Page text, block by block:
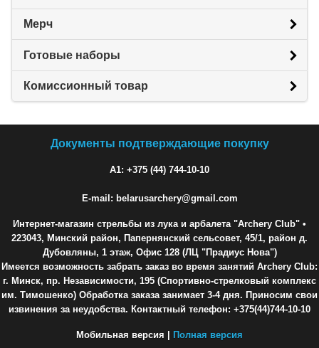
Мерч
Готовые наборы
Комиссионный товар
Документы подтверждающие покупку
A1: +375 (44) 744-10-10
E-mail: belarusarchery@gmail.com
Интернет-магазин стрельбы из лука и арбалета "Archery Club" •
223043, Минский район, Папернянский сельсовет, 45/1, район д.
Дубовляны, 1 этаж, Офис 128 (ЛЦ "Прадиус Нова")
Имеется возможность забрать заказ во время занятий Archery Club:
г. Минск, пр. Независимости, 195 (Спортивно-стрелковый комплекс
им. Тимошенко) Обработка заказа занимает 3-4 дня. Приносим свои
извинения за неудобства. Контактный телефон: +375(44)744-10-10
Мобильная версия | Полная версия